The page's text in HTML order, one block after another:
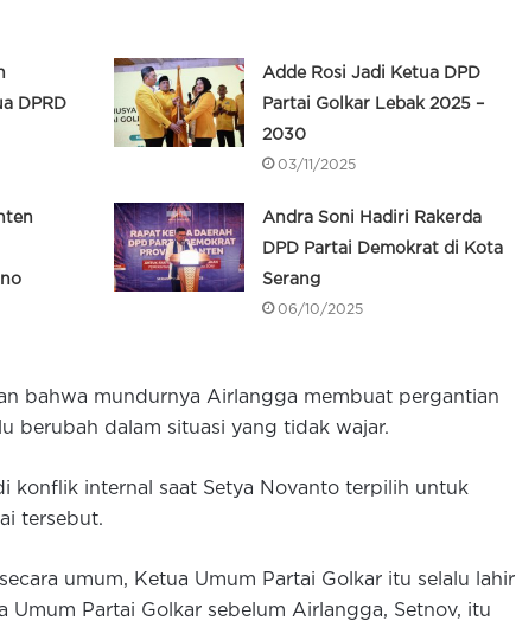
DPRD
Adde Rosi Jadi Ketua DPD
Partai Golkar Lebak 2025 –
2030
03/11/2025
Andra Soni Hadiri Rakerda
DPD Partai Demokrat di Kota
Serang
06/10/2025
bahwa mundurnya Airlangga membuat pergantian
berubah dalam situasi yang tidak wajar.
konflik internal saat Setya Novanto terpilih untuk
tersebut.
umum, Ketua Umum Partai Golkar itu selalu lahir
Umum Partai Golkar sebelum Airlangga, Setnov, itu